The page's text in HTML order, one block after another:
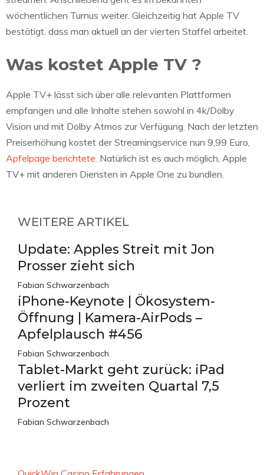
wöchentlichen Turnus weiter. Gleichzeitig hat Apple TV
bestätigt, dass man aktuell an der vierten Staffel arbeitet.
Was kostet Apple TV ?
Apple TV+ lässt sich über alle relevanten Plattformen
empfangen und alle Inhalte stehen sowohl in 4k/Dolby
Vision und mit Dolby Atmos zur Verfügung. Nach der letzten
Preiserhöhung kostet der Streamingservice nun 9,99 Euro,
Apfelpage berichtete. Natürlich ist es auch möglich, Apple
TV+ mit anderen Diensten in Apple One zu bundlen.
WEITERE ARTIKEL
Update: Apples Streit mit Jon
Prosser zieht sich
Fabian Schwarzenbach
iPhone-Keynote | Ökosystem-
Öffnung | Kamera-AirPods –
Apfelplausch #456
Fabian Schwarzenbach
Tablet-Markt geht zurück: iPad
verliert im zweiten Quartal 7,5
Prozent
Fabian Schwarzenbach